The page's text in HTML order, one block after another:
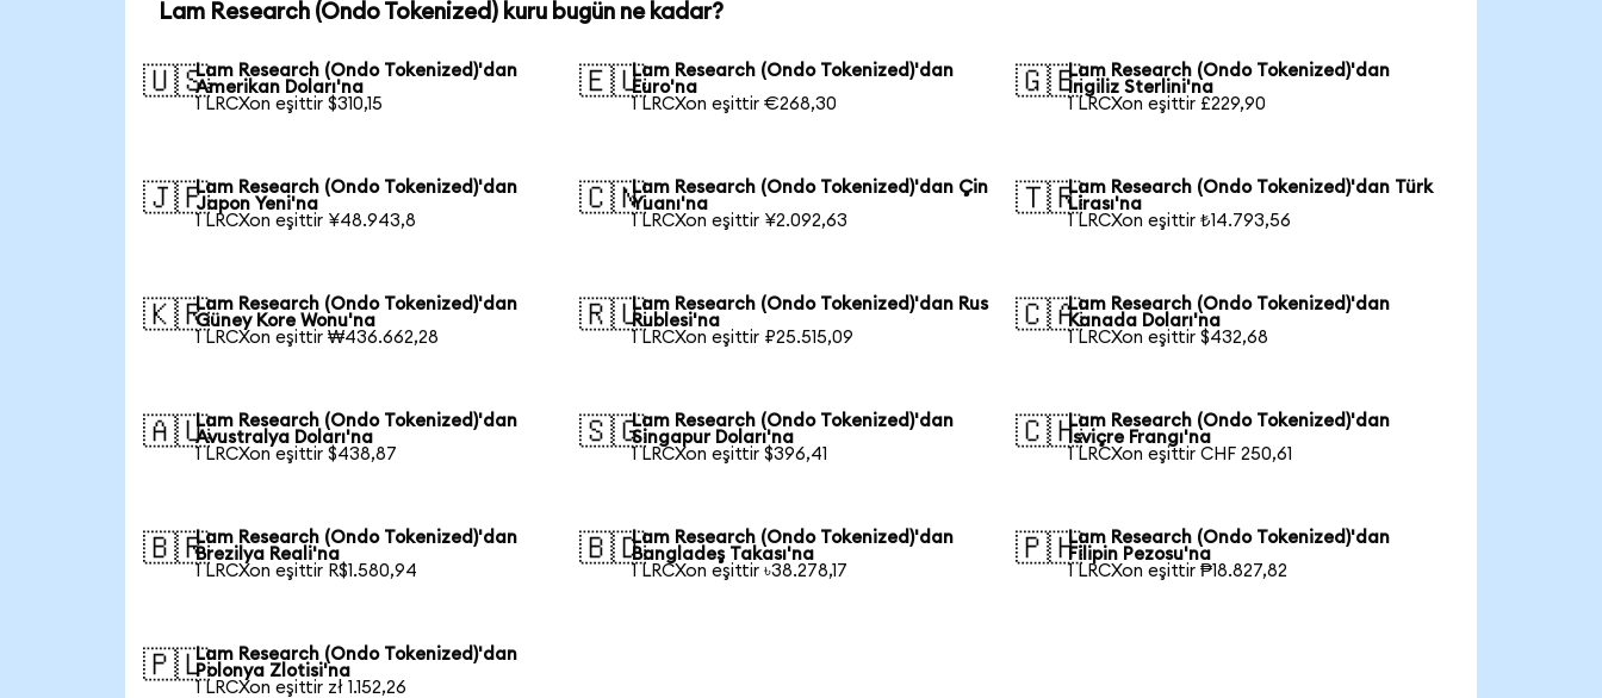
Lam Research (Ondo Tokenized) kuru bugün ne kadar?
🇺🇸Lam Research (Ondo Tokenized)'dan
Amerikan Doları'na
1 LRCXon eşittir $310,15
🇪🇺Lam Research (Ondo Tokenized)'dan
Euro'na
1 LRCXon eşittir €268,30
🇬🇧Lam Research (Ondo Tokenized)'dan
İngiliz Sterlini'na
1 LRCXon eşittir £229,90
🇯🇵Lam Research (Ondo Tokenized)'dan
Japon Yeni'na
1 LRCXon eşittir ¥48.943,8
🇨🇳Lam Research (Ondo Tokenized)'dan Çin
Yuanı'na
1 LRCXon eşittir ¥2.092,63
🇹🇷Lam Research (Ondo Tokenized)'dan Türk
Lirası'na
1 LRCXon eşittir ₺14.793,56
🇰🇷Lam Research (Ondo Tokenized)'dan
Güney Kore Wonu'na
1 LRCXon eşittir ₩436.662,28
🇷🇺Lam Research (Ondo Tokenized)'dan Rus
Rublesi'na
1 LRCXon eşittir ₽25.515,09
🇨🇦Lam Research (Ondo Tokenized)'dan
Kanada Doları'na
1 LRCXon eşittir $432,68
🇦🇺Lam Research (Ondo Tokenized)'dan
Avustralya Doları'na
1 LRCXon eşittir $438,87
🇸🇬Lam Research (Ondo Tokenized)'dan
Singapur Doları'na
1 LRCXon eşittir $396,41
🇨🇭Lam Research (Ondo Tokenized)'dan
İsviçre Frangı'na
1 LRCXon eşittir CHF 250,61
🇧🇷Lam Research (Ondo Tokenized)'dan
Brezilya Reali'na
1 LRCXon eşittir R$1.580,94
🇧🇩Lam Research (Ondo Tokenized)'dan
Bangladeş Takası'na
1 LRCXon eşittir ৳38.278,17
🇵🇭Lam Research (Ondo Tokenized)'dan
Filipin Pezosu'na
1 LRCXon eşittir ₱18.827,82
🇵🇱Lam Research (Ondo Tokenized)'dan
Polonya Zlotisi'na
1 LRCXon eşittir zł 1.152,26